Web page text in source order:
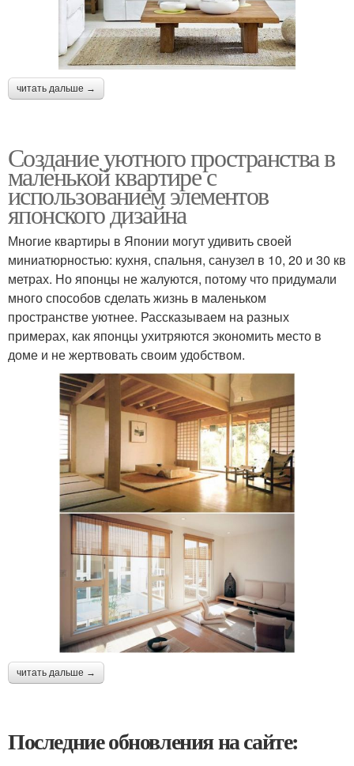
читать дальше →
Создание уютного пространства в
маленькой квартире с
использованием элементов
японского дизайна
Многие квартиры в Японии могут удивить своей
миниатюрностью: кухня, спальня, санузел в 10, 20 и 30 кв
метрах. Но японцы не жалуются, потому что придумали
много способов сделать жизнь в маленьком
пространстве уютнее. Рассказываем на разных
примерах, как японцы ухитряются экономить место в
доме и не жертвовать своим удобством.
читать дальше →
Последние обновления на сайте: